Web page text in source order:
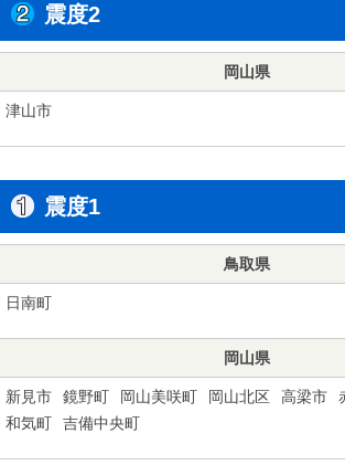
震度2
岡山県
津山市
震度1
鳥取県
日南町
岡山県
新見市 鏡野町 岡山美咲町 岡山北区 高梁市
和気町
吉備中央町